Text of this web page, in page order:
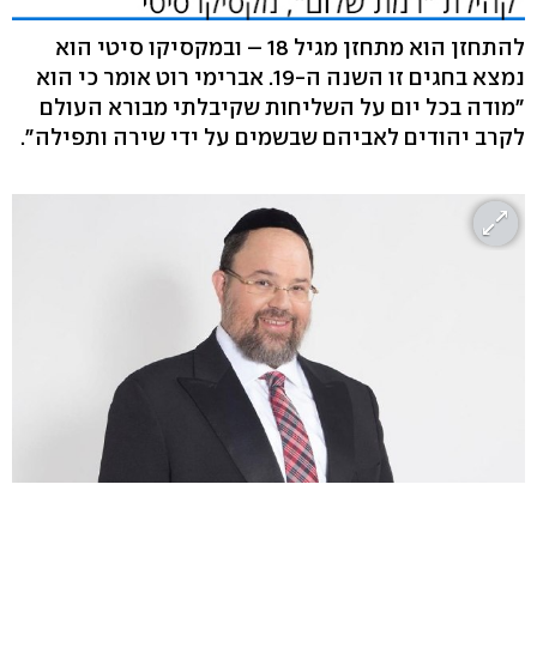
להתחזן הוא מתחזן מגיל 18 – ובמקסיקו סיטי הוא
נמצא בחגים זו השנה ה-19. אברימי רוט אומר כי הוא
"מודה בכל יום על השליחות שקיבלתי מבורא העולם
לקרב יהודים לאביהם שבשמים על ידי שירה ותפילה".